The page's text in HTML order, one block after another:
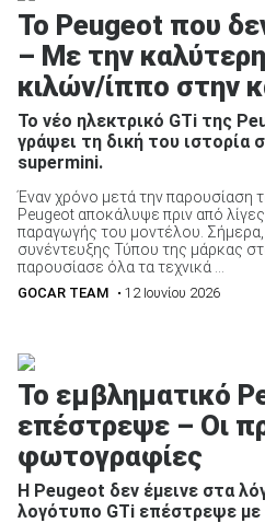
Το Peugeot που
– Με την
κιλών/ίππο στην
Το νέο ηλεκτρικό GTi της
γράψει τη δική του ιστορία
supermini.
Έναν χρόνο μετά την παρουσίαση
Peugeot αποκάλυψε πριν από
παραγωγής του μοντέλου. Σήμερα,
συνέντευξης Τύπου της μάρκας
παρουσίασε όλα τα τεχνικά ...
GOCAR TEAM • 12 Ιουνίου 2026
Το εμβληματικό
επέστρεψε – Oι
φωτογραφίες
Η Peugeot δεν έμεινε στα
λογότυπο GTi επέστρεψε με